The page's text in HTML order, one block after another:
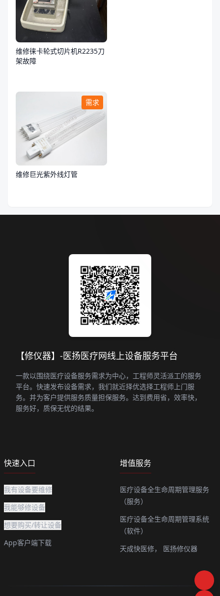
维修徕卡轮式切片机R2235刀
架故障
需求
维修巨光紫外线灯管
【修仪器】-医扬医疗网线上设备服务平台
一款以围绕医疗设备服务需求为中心，工程师灵活派工的服务
平台。快速发布设备需求，我们就近择优选择工程师上门服
务。并为客户提供服务质量担保服务。达到费用省，效率快，
服务好，质保无忧的结果。
快速入口
我有设备要维修
我能够修设备
想要购买/转让设备
App客户端下载
增值服务
医疗设备全生命周期管理服务
（服务）
医疗设备全生命周期管理系统
（软件）
天成快医修，
医扬修仪器